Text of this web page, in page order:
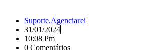
Suporte.agenciarei
31/01/2024
10:08 Pm
0 Comentários